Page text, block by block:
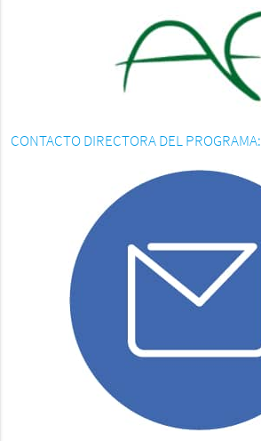
CONTACTO DIRECTORA DEL PROGRAMA: